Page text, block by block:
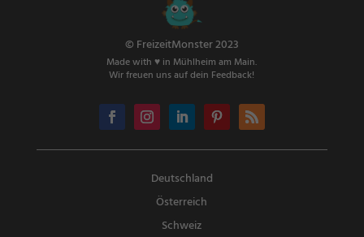
© FreizeitMonster 2023
Made with ♥ in Mühlheim am Main.
Wir freuen uns auf dein Feedback!
Deutschland
Österreich
Schweiz